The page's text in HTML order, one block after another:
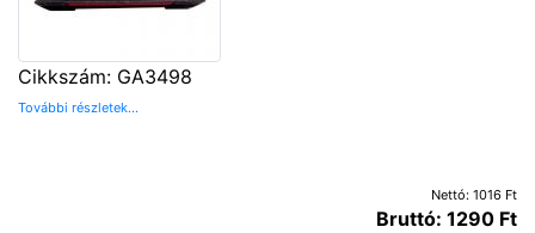
Cikkszám: GA3498
További részletek...
Nettó: 1016 Ft
Bruttó: 1290 Ft